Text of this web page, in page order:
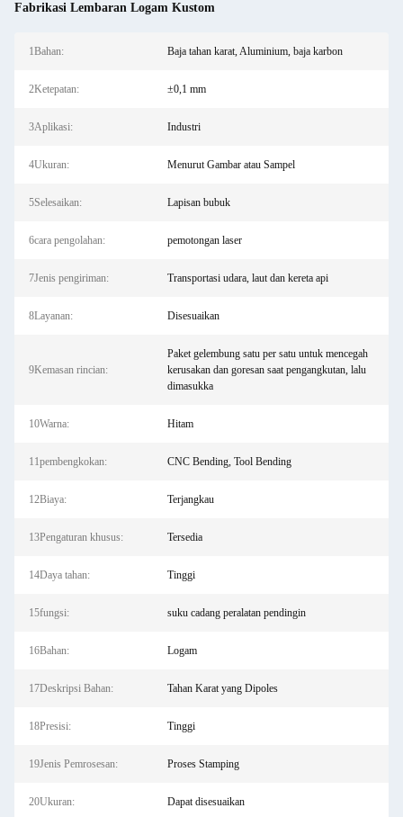
Fabrikasi Lembaran Logam Kustom
1Bahan: Baja tahan karat, Aluminium, baja karbon
2Ketepatan: ±0,1 mm
3Aplikasi: Industri
4Ukuran: Menurut Gambar atau Sampel
5Selesaikan: Lapisan bubuk
6cara pengolahan: pemotongan laser
7Jenis pengiriman: Transportasi udara, laut dan kereta api
8Layanan: Disesuaikan
9Kemasan rincian:
Paket gelembung satu per satu untuk mencegah
kerusakan dan goresan saat pengangkutan, lalu
dimasukka
10Warna: Hitam
11pembengkokan: CNC Bending, Tool Bending
12Biaya: Terjangkau
13Pengaturan khusus: Tersedia
14Daya tahan: Tinggi
15fungsi: suku cadang peralatan pendingin
16Bahan: Logam
17Deskripsi Bahan: Tahan Karat yang Dipoles
18Presisi: Tinggi
19Jenis Pemrosesan: Proses Stamping
20Ukuran: Dapat disesuaikan